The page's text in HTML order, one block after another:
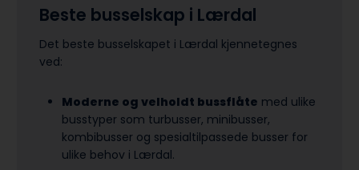
Beste busselskap i Lærdal
Det beste busselskapet i Lærdal kjennetegnes
ved:
Moderne og velholdt bussflåte med ulike
busstyper som turbusser, minibusser,
kombibusser og spesialtilpassede busser for
ulike behov i Lærdal.